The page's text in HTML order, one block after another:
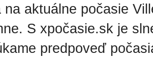
na aktuálne počasie
S xpočasie.sk je
predpoveď